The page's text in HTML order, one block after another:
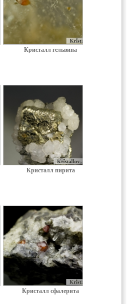
Кристалл гельвина
Кристалл пирита
Кристалл сфалерита